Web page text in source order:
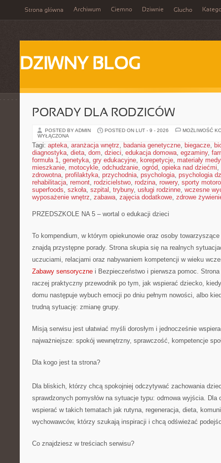
Strona główna Archiwum Ciemno Dziwnie Głucho
DZIWNY BLOG
PORADY DLA RODZICÓW
POSTED BY ADMIN POSTED ON LUT - 9 - 2026
MOŻLIWOŚĆ
WYŁĄCZONA
Tagi: apteka, aranżacja wnętrz, badania genetyczne, biegacze,
diagnostyka, dieta, dom, dzieci, edukacja domowa, egzaminy,
formuła 1, genetyka, gry edukacyjne, korepetycje, materiały
mieszkanie, motocykle, odchudzanie, ogród, opieka nad dziećmi,
zdrowotna, profilaktyka, przychodnia, psychologia, psychologia
rehabilitacja, remont, rodzicielstwo, rodzina, rowery, sporty
superfoods, szkoła, szpital , trybuny, usługi rodzinne, wczesne
wyposażenie wnętrz, zabawa, zajęcia dodatkowe, zdrowe
PRZEDSZKOLE NA 5 – wortal o edukacji dzieci
To kompendium, w którym opiekunowie oraz osoby
znajdą przystępne porady. Strona skupia się na realnych
uczuciami, relacjami oraz nabywaniem kompetencji w wieku
Zabawy sensoryczne i Bezpieczeństwo i pierwsza pomoc.
raczej praktyczny przewodnik po tym, jak wspierać dziecko,
domu następuje wybuch emocji po dniu pełnym nowości, albo
trudną sytuację: zmianę grupy.
Misją serwisu jest ułatwiać myśli dorosłym i jednocześnie
najważniejsze: spokój wewnętrzny, sprawczość, kompetencje
Dla kogo jest ta strona?
Dla bliskich, którzy chcą spokojniej odczytywać zachowania
sprawdzonych pomysłów na sytuacje typu: odmowa wyjścia. Dla
wspierać w takich tematach jak rutyna, regeneracja, dieta,
wychowawców, którzy szukają inspiracji i chcą odświeżać
Co znajdziesz w treściach serwisu?